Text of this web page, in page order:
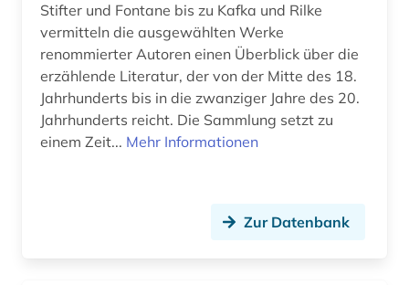
bayern (7)
belgien (4)
belgienforschung (1)
belletristik (3)
Thueringen (2)
USA (4)
Ukraine (1)
Ungarn (2)
Stifter und Fontane bis zu Kafka und Rilke
vermitteln die ausgewählten Werke
renommierter Autoren einen Überblick über die
erzählende Literatur, der von der Mitte des 18.
Jahrhunderts bis in die zwanziger Jahre des 20.
Jahrhunderts reicht. Die Sammlung setzt zu
einem Zeit... Mehr Informationen
Zur Datenbank